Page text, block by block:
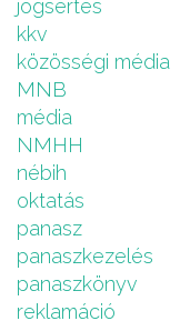
jogsértés
kkv
közösségi média
MNB
média
NMHH
nébih
oktatás
panasz
panaszkezelés
panaszkönyv
reklamáció